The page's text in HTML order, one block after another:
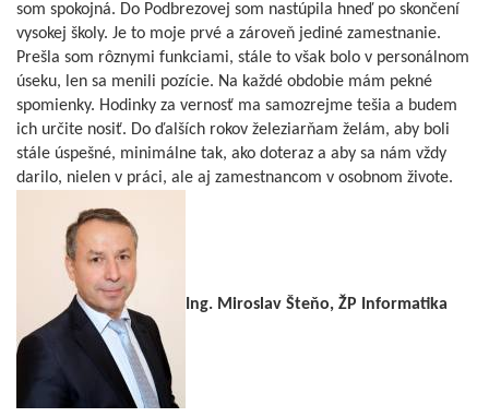
som spokojná. Do Podbrezovej som nastúpila hneď po skončení
vysokej školy. Je to moje prvé a zároveň jediné zamestnanie.
Prešla som rôznymi funkciami, stále to však bolo v personálnom
úseku, len sa menili pozície. Na každé obdobie mám pekné
spomienky. Hodinky za vernosť ma samozrejme tešia a budem
ich určite nosiť. Do ďalších rokov železiarňam želám, aby boli
stále úspešné, minimálne tak, ako doteraz a aby sa nám vždy
darilo, nielen v práci, ale aj zamestnancom v osobnom živote.
Ing. Miroslav Šteňo, ŽP Informatika